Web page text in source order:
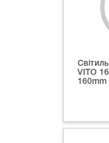
VITO
160mm